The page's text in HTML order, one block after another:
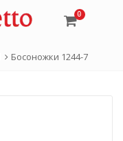
0
Босоножки 1244-7